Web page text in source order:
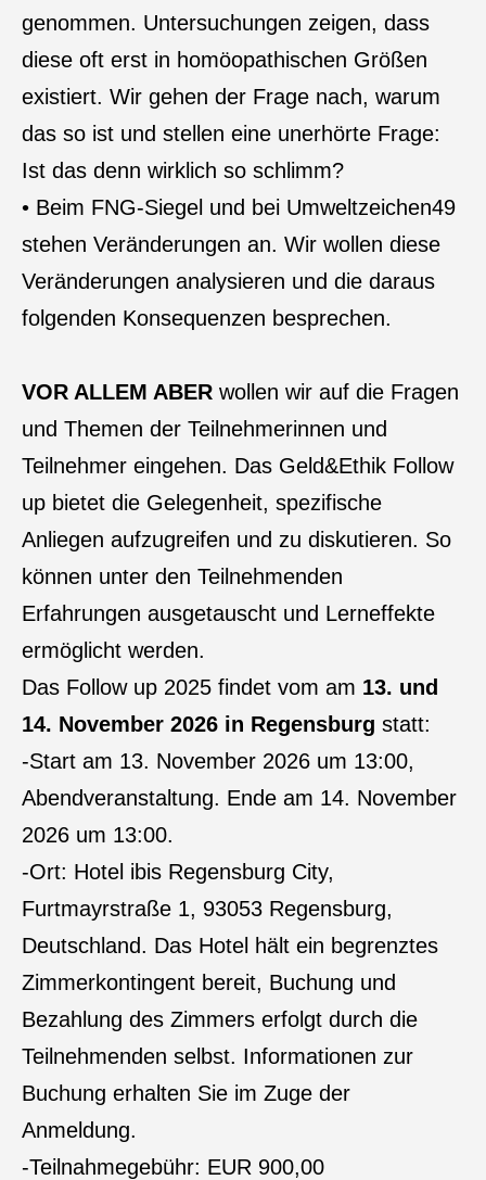
genommen. Untersuchungen zeigen, dass
diese oft erst in homöopathischen Größen
existiert. Wir gehen der Frage nach, warum
das so ist und stellen eine unerhörte Frage:
Ist das denn wirklich so schlimm?
• Beim FNG-Siegel und bei Umweltzeichen49
stehen Veränderungen an. Wir wollen diese
Veränderungen analysieren und die daraus
folgenden Konsequenzen besprechen.
VOR ALLEM ABER wollen wir auf die Fragen
und Themen der Teilnehmerinnen und
Teilnehmer eingehen. Das Geld&Ethik Follow
up bietet die Gelegenheit, spezifische
Anliegen aufzugreifen und zu diskutieren. So
können unter den Teilnehmenden
Erfahrungen ausgetauscht und Lerneffekte
ermöglicht werden.
Das Follow up 2025 findet vom am 13. und
14. November 2026 in Regensburg statt:
-Start am 13. November 2026 um 13:00,
Abendveranstaltung. Ende am 14. November
2026 um 13:00.
-Ort: Hotel ibis Regensburg City,
Furtmayrstraße 1, 93053 Regensburg,
Deutschland. Das Hotel hält ein begrenztes
Zimmerkontingent bereit, Buchung und
Bezahlung des Zimmers erfolgt durch die
Teilnehmenden selbst. Informationen zur
Buchung erhalten Sie im Zuge der
Anmeldung.
-Teilnahmegebühr: EUR 900,00